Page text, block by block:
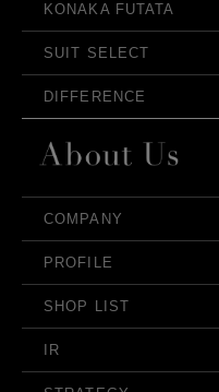
KONAKA FUTATA
SUIT SELECT
DIFFERENCE
COMPANY
PROFILE
SHOP LIST
IR